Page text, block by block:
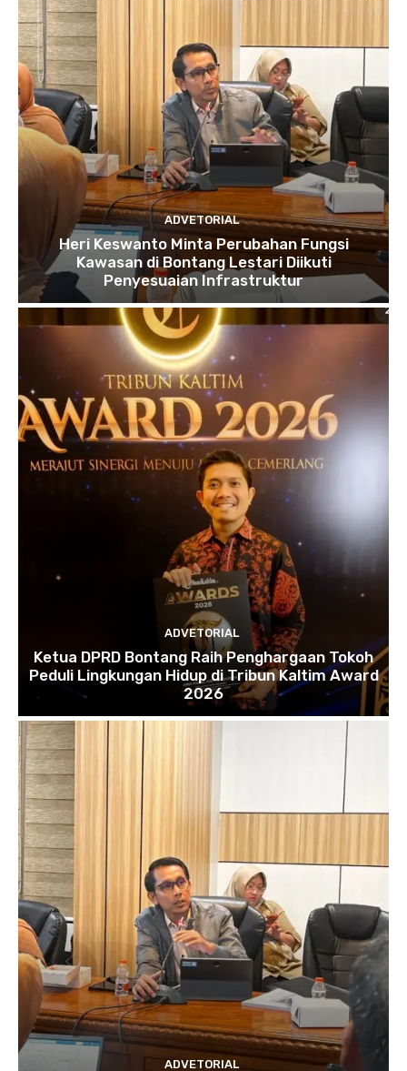
ADVETORIAL
Heri Keswanto Minta Perubahan Fungsi
Kawasan di Bontang Lestari Diikuti
Penyesuaian Infrastruktur
ADVETORIAL
Ketua DPRD Bontang Raih Penghargaan Tokoh
Peduli Lingkungan Hidup di Tribun Kaltim Award
2026
ADVETORIAL